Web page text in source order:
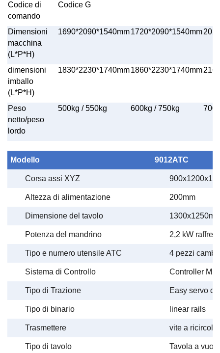
Codice di
comando
Codice G
Dimensioni
macchina
(L*P*H)
1690*2090*1540mm1720*2090*1540mm
dimensioni
imballo
(L*P*H)
1830*2230*1740mm1860*2230*1740mm
Peso
netto/peso
lordo
500kg / 550kg 600kg / 750kg
Modello 9012ATC
Corsa assi XYZ
Altezza di alimentazione 200mm
Dimensione del tavolo
Potenza del mandrino 2,2 kW
Tipo e numero utensile ATC 4 pezzi
Sistema di Controllo Controller
Tipo di Trazione Easy servo
Tipo di binario linear rails
Trasmettere vite a ricircolo
Tipo di tavolo Tavola a